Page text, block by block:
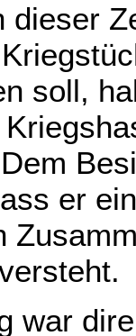
dieser
soll,
er
war